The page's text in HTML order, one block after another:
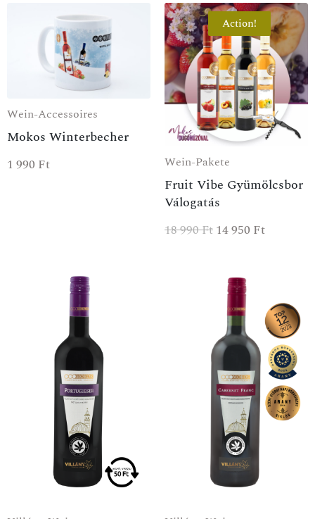
Wein-Accessoires
Mokos Winterbecher
1 990 Ft
Action!
Wein-Pakete
Fruit Vibe Gyümölcsbor
Válogatás
18 990Ft14 950 Ft